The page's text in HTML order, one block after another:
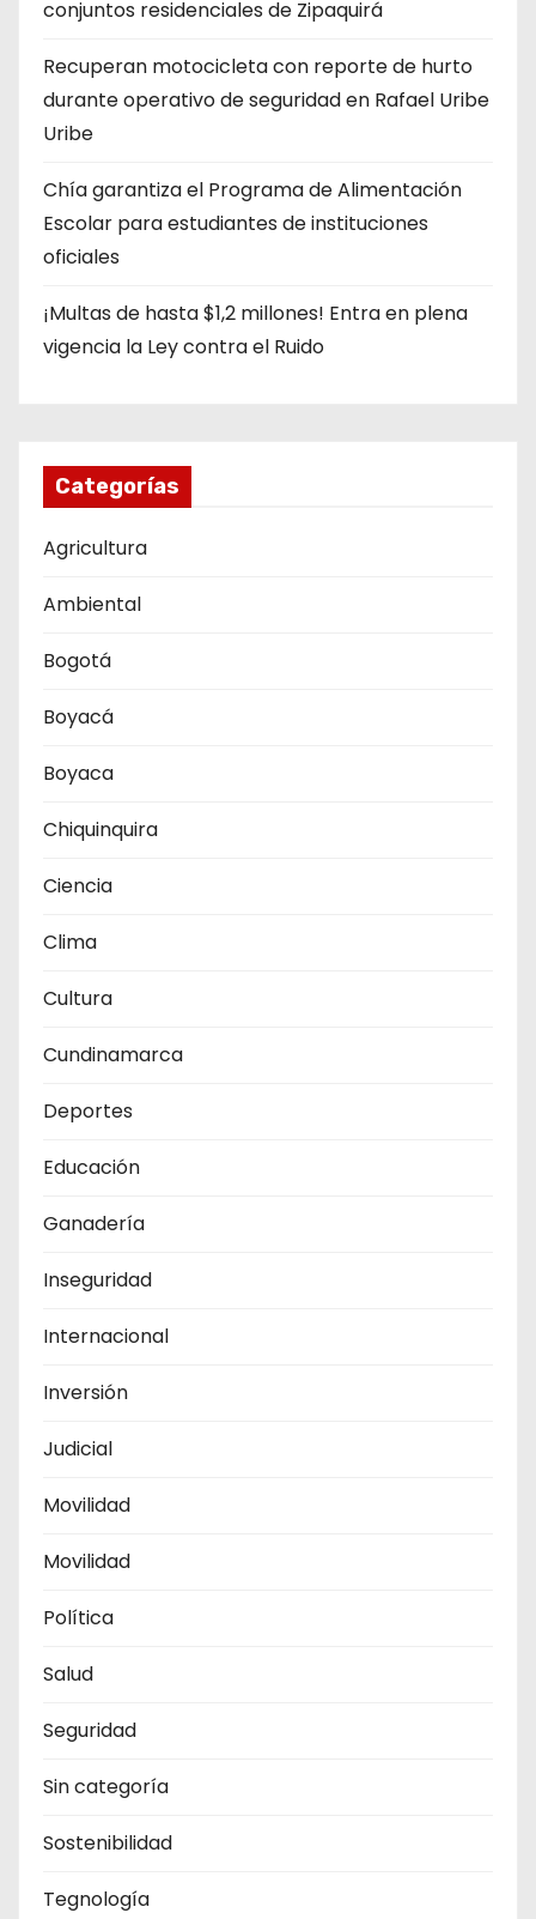
conjuntos residenciales de Zipaquirá
Recuperan motocicleta con reporte de hurto
durante operativo de seguridad en Rafael Uribe
Uribe
Chía garantiza el Programa de Alimentación
Escolar para estudiantes de instituciones
oficiales
¡Multas de hasta $1,2 millones! Entra en plena
vigencia la Ley contra el Ruido
Categorías
Agricultura
Ambiental
Bogotá
Boyacá
Boyaca
Chiquinquira
Ciencia
Clima
Cultura
Cundinamarca
Deportes
Educación
Ganadería
Inseguridad
Internacional
Inversión
Judicial
Movilidad
Movilidad
Política
Salud
Seguridad
Sin categoría
Sostenibilidad
Tegnología